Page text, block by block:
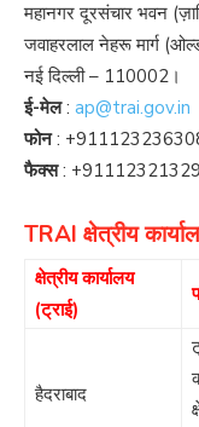
महानगर दूरसंचार भवन
जवाहरलाल नेहरू मार्ग
नई दिल्ली – 110002।
ई-मेल: ap@trai.gov.in
फोन:
फैक्स:
TRAI क्षेत्रीय
क्षेत्रीय कार्यालय
(ट्राई)
हैदराबाद